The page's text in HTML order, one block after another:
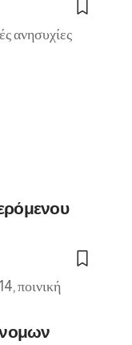
ανησυχίες
ποινική